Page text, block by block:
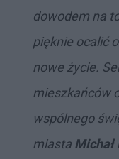
dowodem na
pięknie ocalić
nowe życie.
mieszkańców
wspólnego
miasta